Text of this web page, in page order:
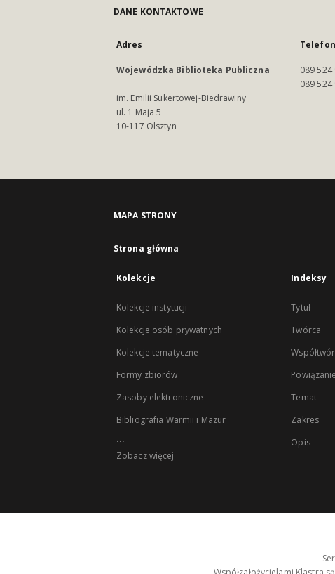
DANE KONTAKTOWE
Adres
Wojewódzka Biblioteka Publiczna
im. Emilii Sukertowej-Biedrawiny
ul. 1 Maja 5
10-117 Olsztyn
Telefon
089
089 524
MAPA STRONY
Strona główna
Kolekcje
Kolekcje instytucji
Kolekcje osób prywatnych
Kolekcje tematyczne
Formy zbiorów
Zasoby elektroniczne
Bibliografia Warmii i Mazur
...
Zobacz więcej
Indeksy
Tytuł
Twórca
Powiązanie
Temat
Zakres
Opis